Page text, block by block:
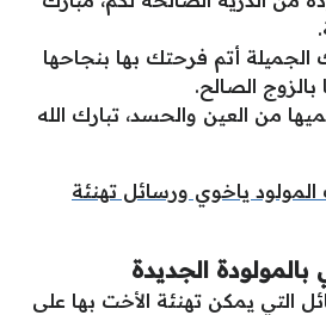
أتم فرحتك بها بنجاحها
الصالح.
من العين والحسد، تبارك الله
ياخوي ورسائل تهنئة
الجديدة
التي يمكن تهنئة الأخت بها على